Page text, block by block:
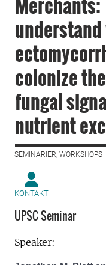
colonize
fungal
nutrient
SEMINARIER, WORKSHOPS |
KONTAKT
UPSC Seminar
Speaker: